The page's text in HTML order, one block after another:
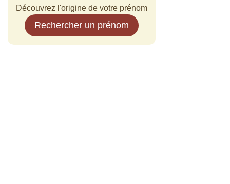
Découvrez l'origine de votre prénom
Rechercher un prénom